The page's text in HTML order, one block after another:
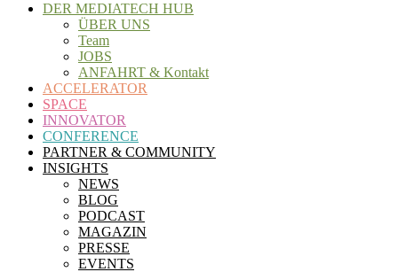
DER MEDIATECH HUB
ÜBER UNS
Team
JOBS
ANFAHRT & Kontakt
ACCELERATOR
SPACE
INNOVATOR
CONFERENCE
PARTNER & COMMUNITY
INSIGHTS
NEWS
BLOG
PODCAST
MAGAZIN
PRESSE
EVENTS